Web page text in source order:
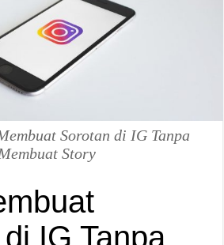
Sorotan di IG Tanpa
Story
IG Tanpa